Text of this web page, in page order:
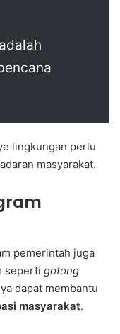
lingkungan perlu
masyarakat.
pemerintah juga
seperti gotong
dapat membantu
masyarakat.